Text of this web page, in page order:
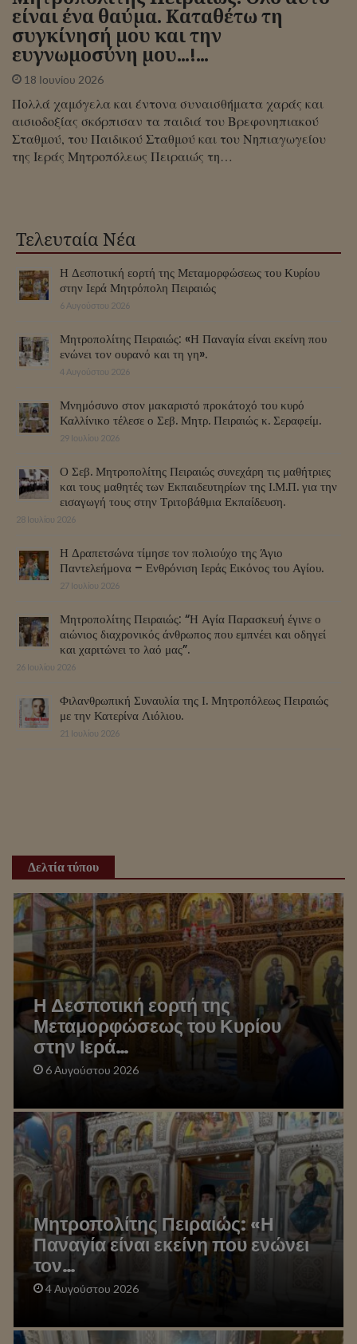
είναι ένα θαύμα. Καταθέτω τη
συγκίνησή μου και την
ευγνωμοσύνη μου…!…
18 Ιουνίου 2026
Πολλά χαμόγελα και έντονα συναισθήματα χαράς και
αισιοδοξίας σκόρπισαν τα παιδιά του Βρεφονηπιακού
Σταθμού, του Παιδικού Σταθμού και του Νηπιαγωγείου
της Ιεράς Μητροπόλεως Πειραιώς τη…
Τελευταία Νέα
Η Δεσποτική εορτή της Μεταμορφώσεως του Κυρίου
στην Ιερά Μητρόπολη Πειραιώς
6 Αυγούστου 2026
Μητροπολίτης Πειραιώς: «Η Παναγία είναι εκείνη που
ενώνει τον ουρανό και τη γη».
4 Αυγούστου 2026
Μνημόσυνο στον μακαριστό προκάτοχό του κυρό
Καλλίνικο τέλεσε ο Σεβ. Μητρ. Πειραιώς κ. Σεραφείμ.
29 Ιουλίου 2026
Ο Σεβ. Μητροπολίτης Πειραιώς συνεχάρη τις μαθήτριες
και τους μαθητές των Εκπαιδευτηρίων της Ι.Μ.Π. για την
εισαγωγή τους στην Τριτοβάθμια Εκπαίδευση.
28 Ιουλίου 2026
Η Δραπετσώνα τίμησε τον πολιούχο της Άγιο
Παντελεήμονα – Ενθρόνιση Ιεράς Εικόνος του Αγίου.
27 Ιουλίου 2026
Μητροπολίτης Πειραιώς: “Η Αγία Παρασκευή έγινε ο
αιώνιος διαχρονικός άνθρωπος που εμπνέει και οδηγεί
και χαριτώνει το λαό μας”.
26 Ιουλίου 2026
Φιλανθρωπική Συναυλία της Ι. Μητροπόλεως Πειραιώς
με την Κατερίνα Λιόλιου.
21 Ιουλίου 2026
Δελτία τύπου
Η Δεσποτική εορτή της
Μεταμορφώσεως του Κυρίου
στην Ιερά…
6 Αυγούστου 2026
Μητροπολίτης Πειραιώς: «Η
Παναγία είναι εκείνη που ενώνει
τον…
4 Αυγούστου 2026